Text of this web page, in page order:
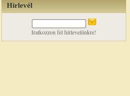
Hírlevél
Iratkozzon fel hírlevelünkre!